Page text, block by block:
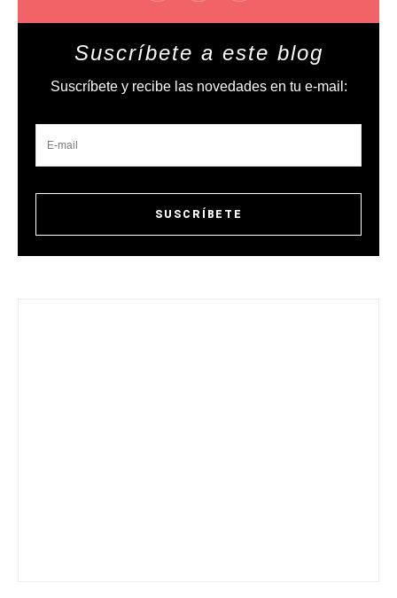
Suscríbete a este blog
Suscríbete y recibe las novedades en tu e-mail: